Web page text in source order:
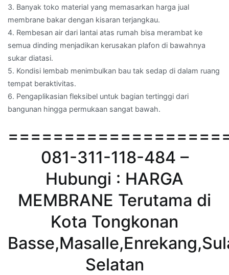
3. Banyak toko material yang memasarkan harga jual
membrane bakar dengan kisaran terjangkau.
4. Rembesan air dari lantai atas rumah bisa merambat ke
semua dinding menjadikan kerusakan plafon di bawahnya
sukar diatasi.
5. Kondisi lembab menimbulkan bau tak sedap di dalam ruang
tempat beraktivitas.
6. Pengaplikasian fleksibel untuk bagian tertinggi dari
bangunan hingga permukaan sangat bawah.
081-311-118-484 –
Hubungi : HARGA
MEMBRANE Terutama di
Kota Tongkonan
Selatan